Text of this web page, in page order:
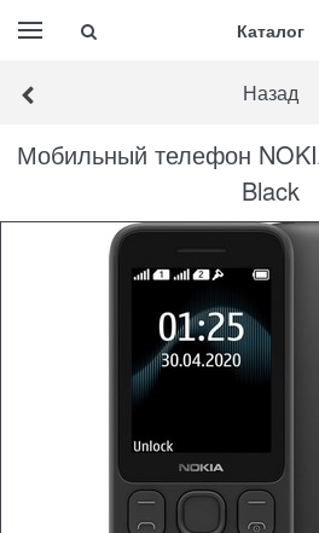
Каталог
Назад
Мобильный телефон
Black